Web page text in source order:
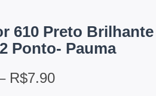
610 Preto
Ponto- Pauma
R$7.90